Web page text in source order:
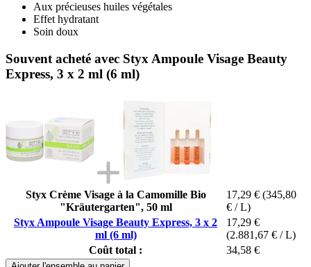
Aux précieuses huiles végétales
Effet hydratant
Soin doux
Souvent acheté avec Styx Ampoule Visage Beauty
Express, 3 x 2 ml (6 ml)
Styx Crème Visage à la Camomille Bio
"Kräutergarten", 50 ml
17,29 € (345,80
€ / L)
Styx Ampoule Visage Beauty Express, 3 x 2
ml (6 ml)
17,29 €
(2.881,67 € / L)
Coût total :
34,58 €